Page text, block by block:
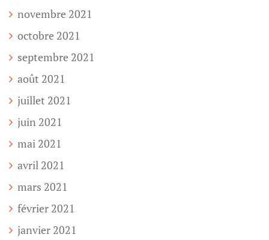
novembre 2021
octobre 2021
septembre 2021
août 2021
juillet 2021
juin 2021
mai 2021
avril 2021
mars 2021
février 2021
janvier 2021